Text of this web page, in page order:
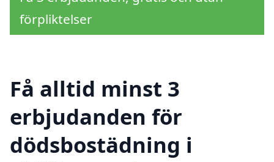
förpliktelser
Få alltid minst 3
erbjudanden för
dödsbostädning i